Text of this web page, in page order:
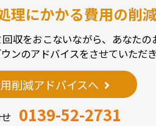
理にかかる費用の削
回収をおこないながら、あなた
ンのアドバイスをさせていただき
削減アドバイスへ
0139-52-2731